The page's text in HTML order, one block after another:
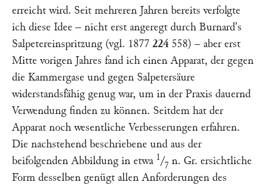
erreicht wird. Seit mehreren Jahren bereits verfolgte
ich diese Idee – nicht erst angeregt durch Burnard's
Salpetereinspritzung (vgl. 1877 224 558) – aber erst
Mitte vorigen Jahres fand ich einen Apparat, der gegen
die Kammergase und gegen Salpetersäure
widerstandsfähig genug war, um in der Praxis dauernd
Verwendung finden zu können. Seitdem hat der
Apparat noch wesentliche Verbesserungen erfahren.
Die nachstehend beschriebene und aus der
beifolgenden Abbildung in etwa 1 /7 n. Gr. ersichtliche
Form desselben genügt allen Anforderungen des